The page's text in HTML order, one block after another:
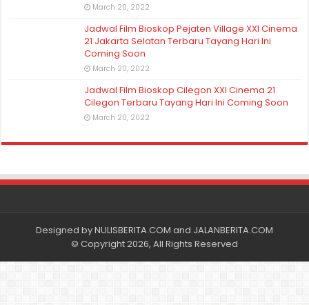
March 20, 2022
Jadwal Film Bioskop Pejaten Village XXI Cinema
21 Jakarta Selatan Terbaru Tayang Hari Ini
Coming Soon
March 20, 2022
Jadwal Film Bioskop Cilegon XXI Cinema 21
Cilegon Terbaru Tayang Hari Ini Coming Soon
March 20, 2022
Designed byNULISBERITA.COM and JALANBERITA.COM
© Copyright 2026, All Rights Reserved